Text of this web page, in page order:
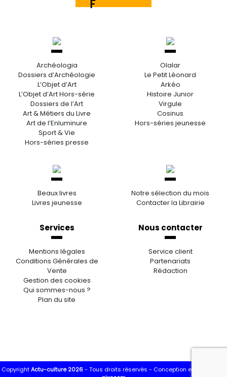
Archéologia
Dossiers d’Archéologie
L’Objet d’Art
L’Objet d’Art Hors-série
Dossiers de l’Art
Art & Métiers du Livre
Art de l’Enluminure
Sport & Vie
Hors-séries presse
Olalar
Le Petit Léonard
Arkéo
Histoire Junior
Virgule
Cosinus
Hors-séries jeunesse
Beaux livres
Livres jeunesse
Notre sélection du mois
Contacter la Librairie
Services
Mentions légales
Conditions Générales de
Vente
Gestion des cookies
Qui sommes-nous ?
Plan du site
Nous contacter
Service client
Partenariats
Rédaction
CopyrightActu-culture 2026- Tous droits réservés - Conception et réalisation